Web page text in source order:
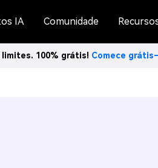
IA Comunidade
limites. 100% grátis! Comece